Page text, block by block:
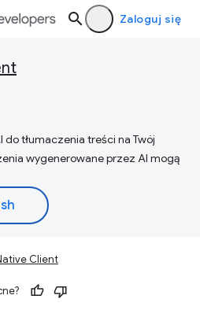
Zaloguj się
tłumaczenia treści na Twój
wygenerowane przez AI mogą
Client